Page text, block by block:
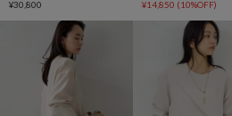
バッグ
¥30,800
】バックスリットブラ
¥14,850 (10%OFF)